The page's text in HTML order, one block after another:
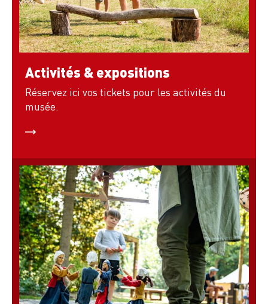
Activités & expositions
Réservez ici vos tickets pour les activités du
musée.